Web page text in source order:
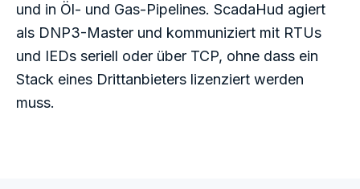
und in Öl- und Gas-Pipelines. ScadaHud agiert
als DNP3-Master und kommuniziert mit RTUs
und IEDs seriell oder über TCP, ohne dass ein
Stack eines Drittanbieters lizenziert werden
muss.